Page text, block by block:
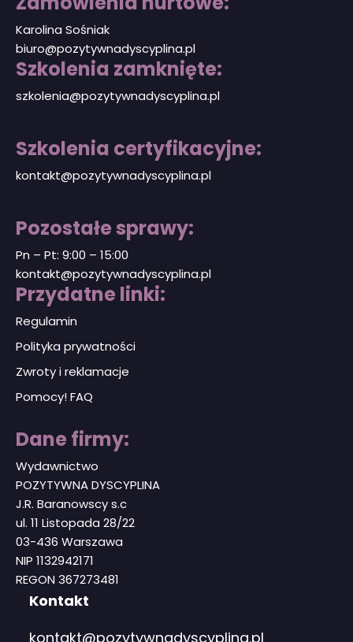
Karolina Sośniak
biuro@pozytywnadyscyplina.pl
Szkolenia zamknięte:
szkolenia@pozytywnadyscyplina.pl
Szkolenia certyfikacyjne:
kontakt@pozytywnadyscyplina.pl
Pozostałe sprawy:
Pn – Pt: 9:00 – 15:00
kontakt@pozytywnadyscyplina.pl
Przydatne linki:
Regulamin
Polityka prywatności
Zwroty i reklamacje
Pomocy! FAQ
Dane firmy:
Wydawnictwo
POZYTYWNA DYSCYPLINA
J.R. Baranowscy s.c
ul. 11 Listopada 28/22
03-436 Warszawa
NIP 1132942171
REGON 367273481
Kontakt
kontakt@pozytywnadyscyplina.pl